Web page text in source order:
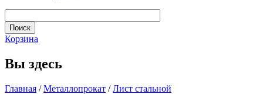
Корзина
Вы здесь
Главная / Металлопрокат / Лист стальной